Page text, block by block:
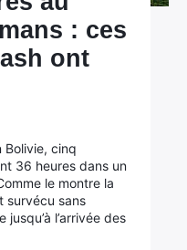
: ces
ont
Bolivie, cinq
36 heures dans un
le montre la
survécu sans
l’arrivée des